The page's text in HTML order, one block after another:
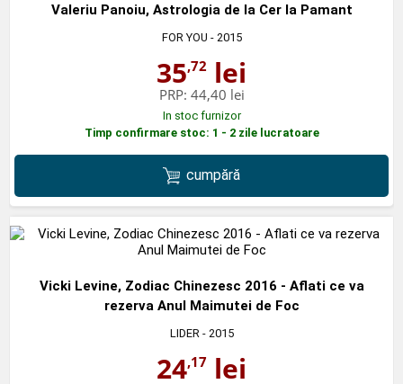
Valeriu Panoiu, Astrologia de la Cer la Pamant
FOR YOU - 2015
35,72 lei
PRP: 44,40 lei
In stoc furnizor
Timp confirmare stoc: 1 - 2 zile lucratoare
cumpără
Vicki Levine, Zodiac Chinezesc 2016 - Aflati ce va
rezerva Anul Maimutei de Foc
LIDER - 2015
24,17 lei